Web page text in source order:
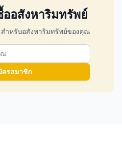
อสังหาริมทรัพย์
ำหรับอสังหาริมทรัพย์ของคุณ
ครสมาชิก